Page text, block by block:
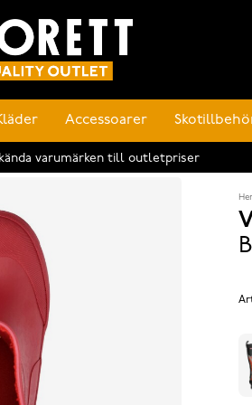
Accessoarer
varumärken till outletpriser